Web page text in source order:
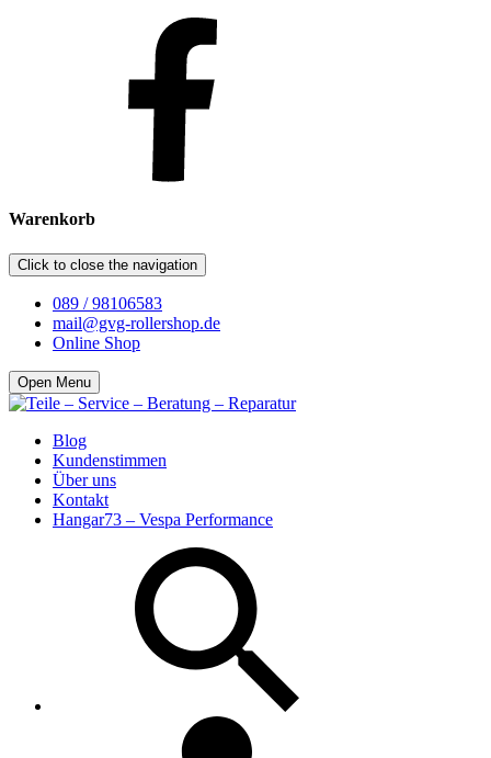
Warenkorb
Click to close the navigation
089 / 98106583
mail@gvg-rollershop.de
Online Shop
Open Menu
Blog
Kundenstimmen
Über uns
Kontakt
Hangar73 – Vespa Performance